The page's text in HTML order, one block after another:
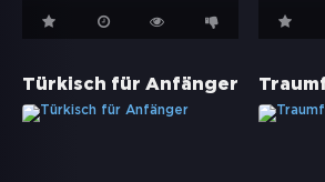
Türkisch für Anfänger